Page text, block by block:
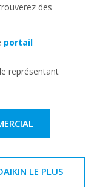
des
portail
représentant
LE PLUS